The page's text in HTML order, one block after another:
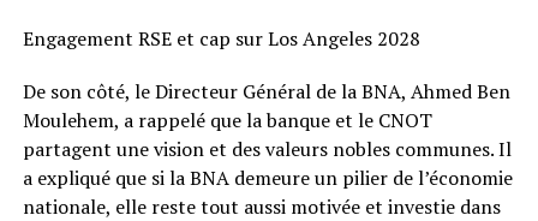
Engagement RSE et cap sur Los Angeles 2028
De son côté, le Directeur Général de la BNA, Ahmed Ben
Moulehem, a rappelé que la banque et le CNOT
partagent une vision et des valeurs nobles communes. Il
a expliqué que si la BNA demeure un pilier de l’économie
nationale, elle reste tout aussi motivée et investie dans